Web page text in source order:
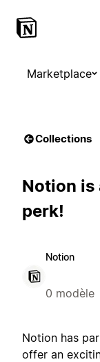
Marketplace
Collections
Notion is
perk!
Notion
0 modèle
Notion has
offer an